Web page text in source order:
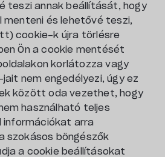
teszi annak beállítását, hogy
és lehetővé teszi,
cookie-k újra törlésre
Ön a cookie mentését
korlátozza vagy
nem engedélyezi, úgy ez
között oda vezethet, hogy
használható teljes
arra
szokásos böngészők
a cookie beállításokat